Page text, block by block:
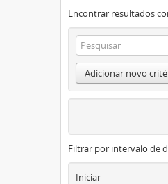
Encontrar resultados
Adicionar novo
Filtrar por intervalo de
Iniciar